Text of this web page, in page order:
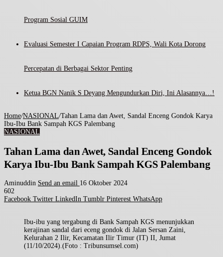
Program Sosial GUIM
Evaluasi Semester I Capaian Program RDPS, Wali Kota Dorong
Percepatan di Berbagai Sektor Penting
Ketua BGN Nanik S Deyang Mengundurkan Diri, Ini Alasannya…!
Home/NASIONAL/Tahan Lama dan Awet, Sandal Enceng Gondok Karya
Ibu-Ibu Bank Sampah KGS Palembang
NASIONAL
Tahan Lama dan Awet, Sandal Enceng Gondok
Karya Ibu-Ibu Bank Sampah KGS Palembang
Aminuddin Send an email 16 Oktober 2024
602
Facebook Twitter LinkedIn Tumblr Pinterest WhatsApp
Ibu-ibu yang tergabung di Bank Sampah KGS menunjukkan
kerajinan sandal dari eceng gondok di Jalan Sersan Zaini,
Kelurahan 2 Ilir, Kecamatan Ilir Timur (IT) II, Jumat
(11/10/2024).(Foto : Tribunsumsel.com)